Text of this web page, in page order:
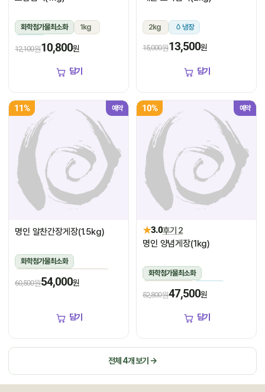
화학첨가물최소화
1kg
12,100원10,800원
담기
2kg 냉장
15,000원13,500원
담기
11% 예약
명인 알찬간장게장(1.5kg)
화학첨가물최소화
1.5kg(꽃게450g,장물1,050g)
냉장
60,500원54,000원
담기
10% 예약
★3.0후기 2
명인 양념게장(1kg)
화학첨가물최소화
1kg(5미~6미)
52,800원47,500원
담기
전체 4개 보기 →